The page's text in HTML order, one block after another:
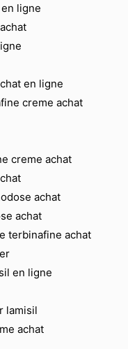
ligne
en ligne
creme achat
creme achat
achat
achat
terbinafine achat
en ligne
lamisil
achat